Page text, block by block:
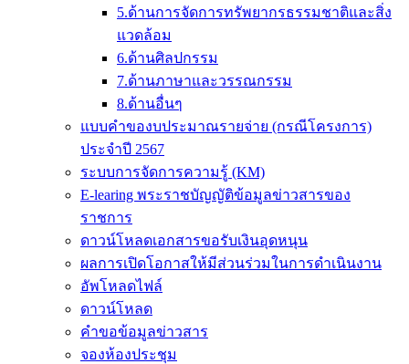
5.ด้านการจัดการทรัพยากรธรรมชาติและสิ่ง
แวดล้อม
6.ด้านศิลปกรรม
7.ด้านภาษาและวรรณกรรม
8.ด้านอื่นๆ
แบบคำของบประมาณรายจ่าย (กรณีโครงการ)
ประจำปี 2567
ระบบการจัดการความรู้ (KM)
E-learing พระราชบัญญัติข้อมูลข่าวสารของ
ราชการ
ดาวน์โหลดเอกสารขอรับเงินอุดหนุน
ผลการเปิดโอกาสให้มีส่วนร่วมในการดำเนินงาน
อัพโหลดไฟล์
ดาวน์โหลด
คำขอข้อมูลข่าวสาร
จองห้องประชุม